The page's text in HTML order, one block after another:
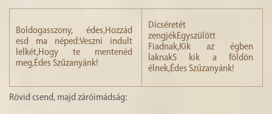
Boldogasszony, édes,Hozzád
esd ma néped:Veszni indult
lelkét,Hogy te mentenéd
meg,Édes Szűzanyánk!
Dícséretét
zengjékEgyszülött
Fiadnak,Kik az égben
laknakS kik a földön
élnek,Édes Szűzanyánk!
Rövid csend, majd záróimádság: